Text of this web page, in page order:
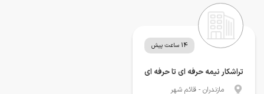
14 ساعت پیش
تراشکار نیمه حرفه ای تا حرفه ای
مازندران - قائم شهر